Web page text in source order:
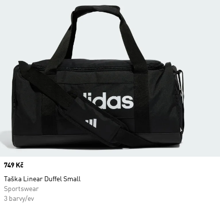
Price
749 Kč
Taška Linear Duffel Small
Sportswear
3 barvy/ev